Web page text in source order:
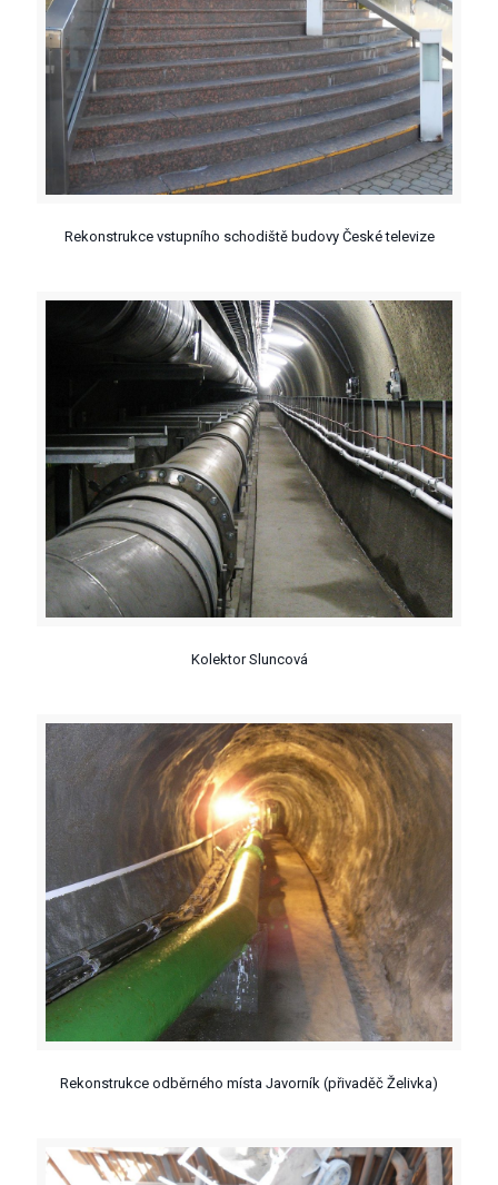
Rekonstrukce vstupního schodiště budovy České televize
Kolektor Sluncová
Rekonstrukce odběrného místa Javorník (přivaděč Želivka)